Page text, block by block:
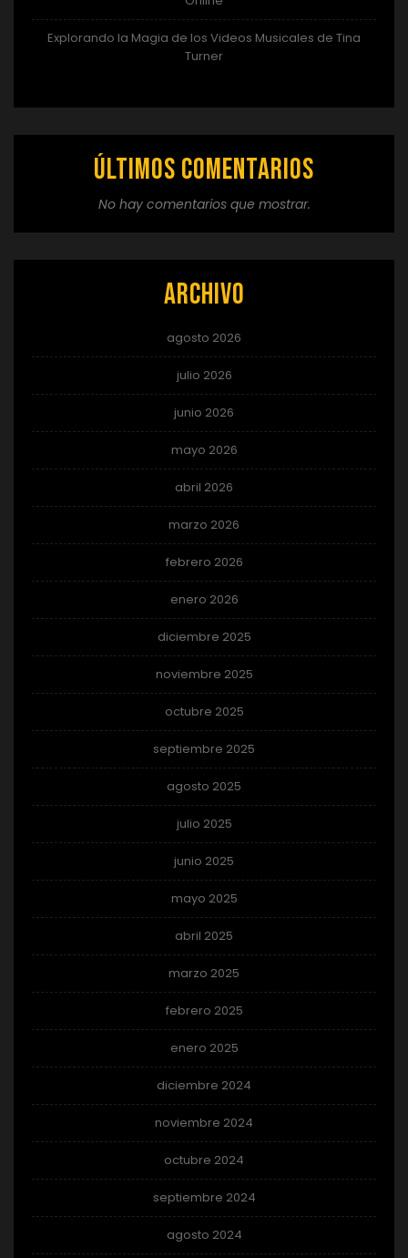
Explorando la Magia de los Videos Musicales de Tina
Turner
Últimos comentarios
No hay comentarios que mostrar.
Archivo
agosto 2026
julio 2026
junio 2026
mayo 2026
abril 2026
marzo 2026
febrero 2026
enero 2026
diciembre 2025
noviembre 2025
octubre 2025
septiembre 2025
agosto 2025
julio 2025
junio 2025
mayo 2025
abril 2025
marzo 2025
febrero 2025
enero 2025
diciembre 2024
noviembre 2024
octubre 2024
septiembre 2024
agosto 2024